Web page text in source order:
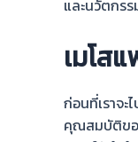
และนวัตกรร
เมโส
ก่อนที่เราจ
คุณสมบัติขอ